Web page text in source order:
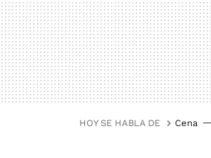
HOY SE HABLA DE Cena